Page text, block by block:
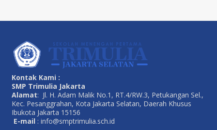
Kontak Kami :
SMP Trimulia Jakarta
Alamat: Jl. H. Adam Malik No.1, RT.4/RW.3, Petukangan Sel.,
Kec. Pesanggrahan, Kota Jakarta Selatan, Daerah Khusus
Ibukota Jakarta 15156
E-mail : info@smptrimulia.sch.id